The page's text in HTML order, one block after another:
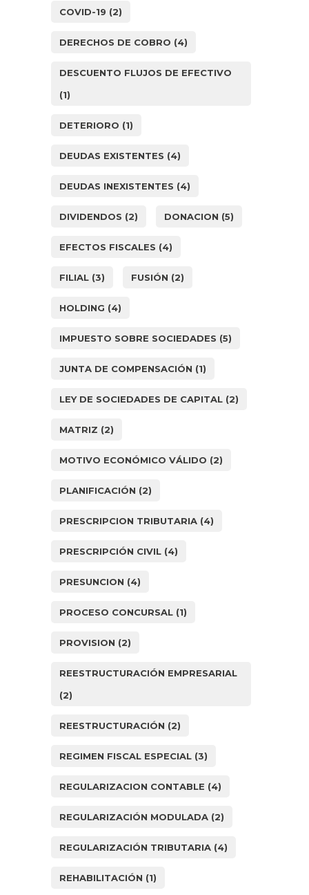
COVID-19 (2)
DERECHOS DE COBRO (4)
DESCUENTO FLUJOS DE EFECTIVO
(1)
DETERIORO (1)
DEUDAS EXISTENTES (4)
DEUDAS INEXISTENTES (4)
DIVIDENDOS (2) DONACION (5)
EFECTOS FISCALES (4)
FILIAL (3) FUSIÓN (2)
HOLDING (4)
IMPUESTO SOBRE SOCIEDADES (5)
JUNTA DE COMPENSACIÓN (1)
LEY DE SOCIEDADES DE CAPITAL (2)
MATRIZ (2)
MOTIVO ECONÓMICO VÁLIDO (2)
PLANIFICACIÓN (2)
PRESCRIPCION TRIBUTARIA (4)
PRESCRIPCIÓN CIVIL (4)
PRESUNCION (4)
PROCESO CONCURSAL (1)
PROVISION (2)
REESTRUCTURACIÓN EMPRESARIAL
(2)
REESTRUCTURACIÓN (2)
REGIMEN FISCAL ESPECIAL (3)
REGULARIZACION CONTABLE (4)
REGULARIZACIÓN MODULADA (2)
REGULARIZACIÓN TRIBUTARIA (4)
REHABILITACIÓN (1)